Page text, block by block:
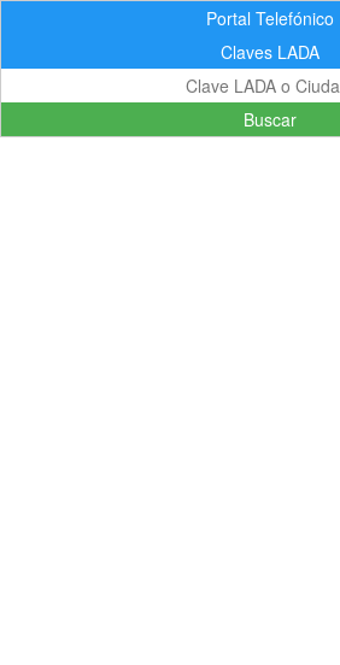
Portal Telefónico
Claves LADA
Buscar